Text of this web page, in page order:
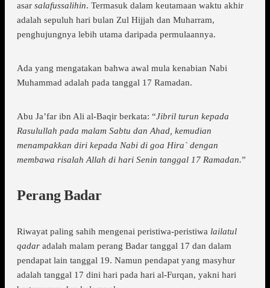
asar salafussalihin. Termasuk dalam keutamaan waktu akhir
adalah sepuluh hari bulan Zul Hijjah dan Muharram,
penghujungnya lebih utama daripada permulaannya.
Ada yang mengatakan bahwa awal mula kenabian Nabi
Muhammad adalah pada tanggal 17 Ramadan.
Abu Ja’far ibn Ali al-Baqir berkata: “Jibril turun kepada
Rasulullah pada malam Sabtu dan Ahad, kemudian
menampakkan diri kepada Nabi di goa Hira` dengan
membawa risalah Allah di hari Senin tanggal 17 Ramadan.”
Perang Badar
Riwayat paling sahih mengenai peristiwa-peristiwa lailatul
qadar adalah malam perang Badar tanggal 17 dan dalam
pendapat lain tanggal 19. Namun pendapat yang masyhur
adalah tanggal 17 dini hari pada hari al-Furqan, yakni hari